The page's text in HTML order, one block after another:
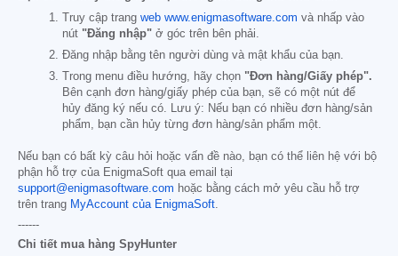
Truy cập trang web www.enigmasoftware.com và nhấp vào
nút "Đăng nhập" ở góc trên bên phải.
Đăng nhập bằng tên người dùng và mật khẩu của bạn.
Trong menu điều hướng, hãy chọn "Đơn hàng/Giấy phép".
Bên cạnh đơn hàng/giấy phép của bạn, sẽ có một nút để
hủy đăng ký nếu có. Lưu ý: Nếu bạn có nhiều đơn hàng/sản
phẩm, bạn cần hủy từng đơn hàng/sản phẩm một.
Nếu bạn có bất kỳ câu hỏi hoặc vấn đề nào, bạn có thể liên hệ với bộ
phận hỗ trợ của EnigmaSoft qua email tại
support@enigmasoftware.com hoặc bằng cách mở yêu cầu hỗ trợ
trên trang MyAccount của EnigmaSoft.
------
Chi tiết mua hàng SpyHunter